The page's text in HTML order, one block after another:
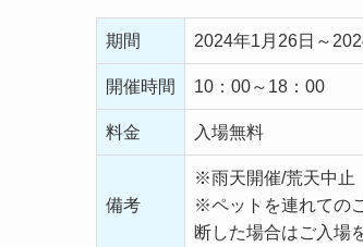
期間 2024年1月26日～
開催時間 10：00～18：00
料金 入場無料
備考
※雨天開催/荒天中止
※ペットを連れての
断した場合はご入場